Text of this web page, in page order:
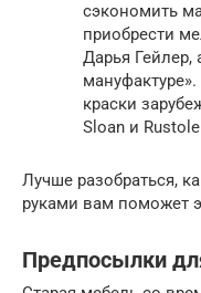
сэкономить
приобрести
Дарья Гейлер,
краски
Sloan и
Лучше разобраться,
руками вам поможет
Предпосылки